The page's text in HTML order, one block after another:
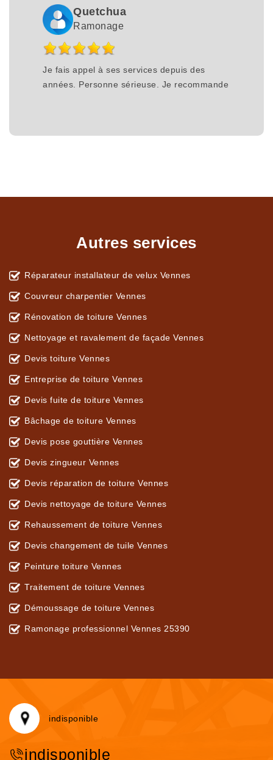
Quetchua
Ramonage
Je fais appel à ses services depuis des
années. Personne sérieuse. Je recommande
Autres services
Réparateur installateur de velux Vennes
Couvreur charpentier Vennes
Rénovation de toiture Vennes
Nettoyage et ravalement de façade Vennes
Devis toiture Vennes
Entreprise de toiture Vennes
Devis fuite de toiture Vennes
Bâchage de toiture Vennes
Devis pose gouttière Vennes
Devis zingueur Vennes
Devis réparation de toiture Vennes
Devis nettoyage de toiture Vennes
Rehaussement de toiture Vennes
Devis changement de tuile Vennes
Peinture toiture Vennes
Traitement de toiture Vennes
Démoussage de toiture Vennes
Ramonage professionnel Vennes 25390
indisponible
indisponible